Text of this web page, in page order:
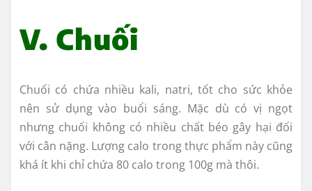
V. Chuối
Chuối có chứa nhiều kali, natri, tốt cho sức khỏe
nên sử dụng vào buổi sáng. Mặc dù có vị ngọt
nhưng chuối không có nhiều chất béo gây hại đối
với cân nặng. Lượng calo trong thực phẩm này cũng
khá ít khi chỉ chứa 80 calo trong 100g mà thôi.